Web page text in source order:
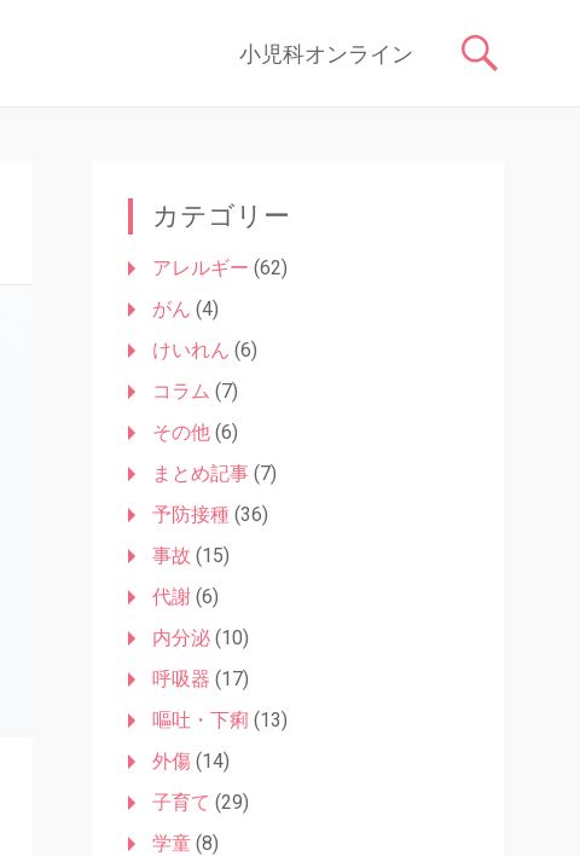
ン
ス
ッ
小児科オンライン
カテゴリー
アレルギー (62)
がん (4)
けいれん (6)
コラム (7)
その他(6)
まとめ記事(7)
予防接種(36)
事故 (15)
代謝(6)
内分泌(10)
呼吸器 (17)
嘔吐・下痢 (13)
外傷(14)
子育て (29)
学童(8)